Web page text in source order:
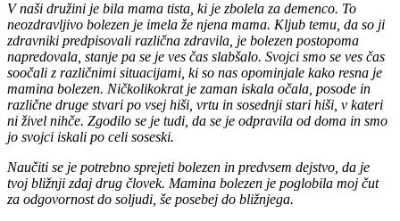
V naši družini je bila mama tista, ki je zbolela za demenco. To
neozdravljivo bolezen je imela že njena mama. Kljub temu, da so ji
zdravniki predpisovali različna zdravila, je bolezen postopoma
napredovala, stanje pa se je ves čas slabšalo. Svojci smo se ves čas
soočali z različnimi situacijami, ki so nas opominjale kako resna je
mamina bolezen. Ničkolikokrat je zaman iskala očala, posode in
različne druge stvari po vsej hiši, vrtu in sosednji stari hiši, v kateri
ni živel nihče. Zgodilo se je tudi, da se je odpravila od doma in smo
jo svojci iskali po celi soseski.
Naučiti se je potrebno sprejeti bolezen in predvsem dejstvo, da je
tvoj bližnji zdaj drug človek. Mamina bolezen je poglobila moj čut
za odgovornost do soljudi, še posebej do bližnjega.